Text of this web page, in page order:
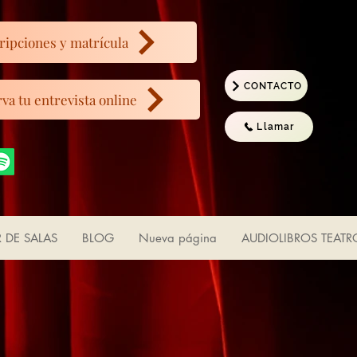
tu entrevista online
Llamar
CONTACTO
y matrícula
DE SALAS BLOG Nueva página AUDIOLIBROS